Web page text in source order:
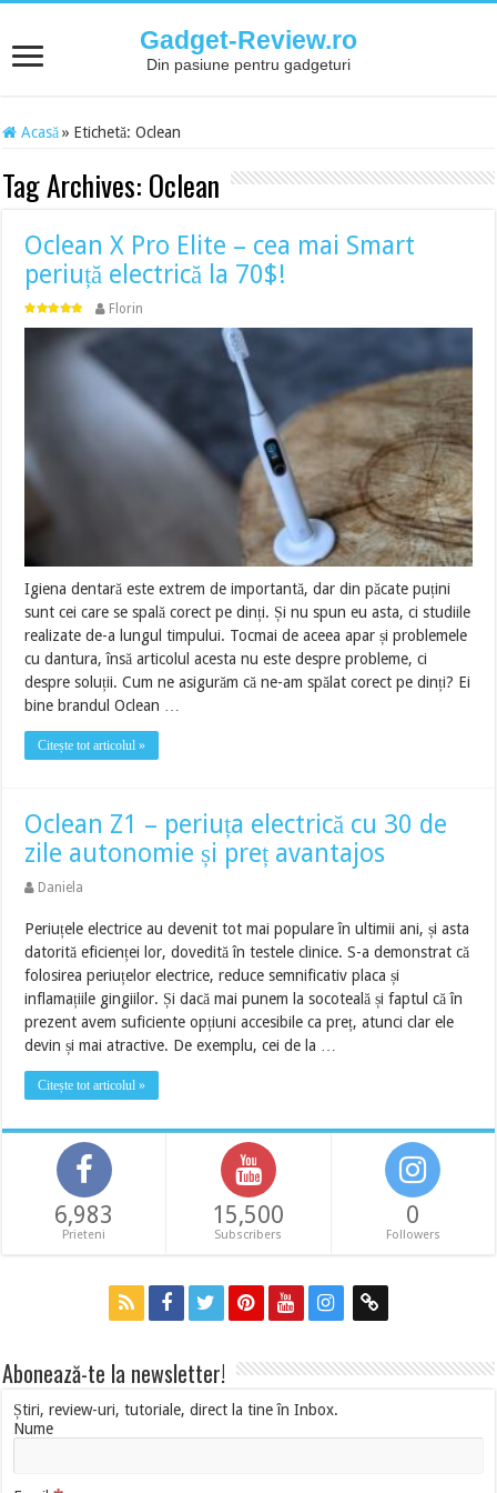
Gadget-Review.ro
Din pasiune pentru gadgeturi
Acasă » Etichetă:Oclean
Tag Archives: Oclean
Oclean X Pro Elite – cea mai Smart
periuță electrică la 70$!
Florin
Igiena dentară este extrem de importantă, dar din păcate puțini
sunt cei care se spală corect pe dinți. Și nu spun eu asta, ci studiile
realizate de-a lungul timpului. Tocmai de aceea apar și problemele
cu dantura, însă articolul acesta nu este despre probleme, ci
despre soluții. Cum ne asigurăm că ne-am spălat corect pe dinți? Ei
bine brandul Oclean …
Citește tot articolul »
Oclean Z1 – periuța electrică cu 30 de
zile autonomie și preț avantajos
Daniela
Periuțele electrice au devenit tot mai populare în ultimii ani, și asta
datorită eficienței lor, dovedită în testele clinice. S-a demonstrat că
folosirea periuțelor electrice, reduce semnificativ placa și
inflamațiile gingiilor. Și dacă mai punem la socoteală și faptul că în
prezent avem suficiente opțiuni accesibile ca preț, atunci clar ele
devin și mai atractive. De exemplu, cei de la …
Citește tot articolul »
6,983
Prieteni
15,500
Subscribers
0
Followers
Abonează-te la newsletter!
Știri, review-uri, tutoriale, direct la tine în Inbox.
Nume